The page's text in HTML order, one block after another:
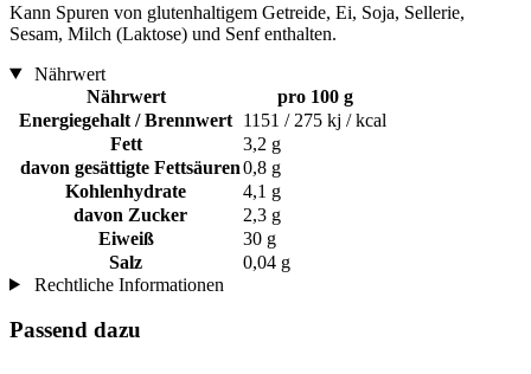
Kann Spuren von glutenhaltigem Getreide, Ei, Soja, Sellerie,
Sesam, Milch (Laktose) und Senf enthalten.
Nährwert
Nährwert
pro 100 g
Energiegehalt / Brennwert 1151 / 275 kj / kcal
Fett
3,2 g
davon gesättigte Fettsäuren0,8 g
Kohlenhydrate
4,1 g
davon Zucker
2,3 g
Eiweiß
30 g
Salz
0,04 g
Rechtliche Informationen
Passend dazu